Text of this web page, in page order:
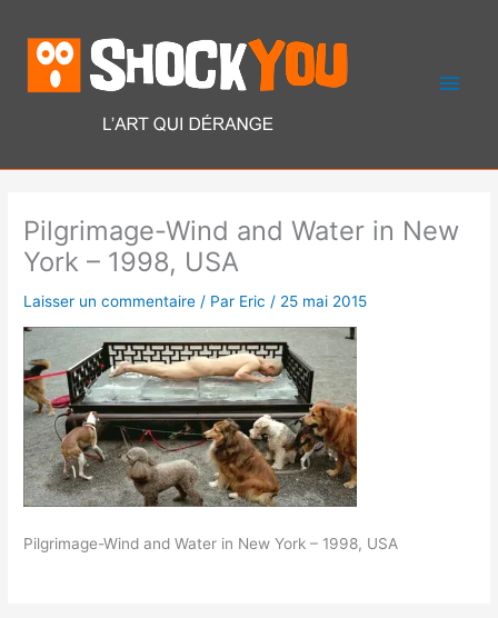
contenu
Pilgrimage-Wind and Water in New
York – 1998, USA
Laisser un commentaire / Par Eric / 25 mai 2015
Pilgrimage-Wind and Water in New York – 1998, USA